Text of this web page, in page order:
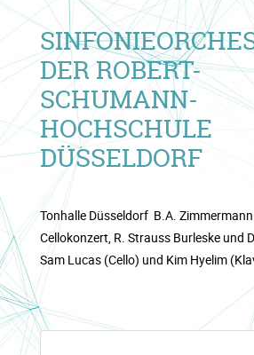
DER ROBERT-
SCHUMANN-
HOCHSCHULE
DÜSSELDORF
Tonhalle Düsseldorf B.A.
Cellokonzert, R. Strauss Burleske und
Sam Lucas (Cello) und Kim Hyelim